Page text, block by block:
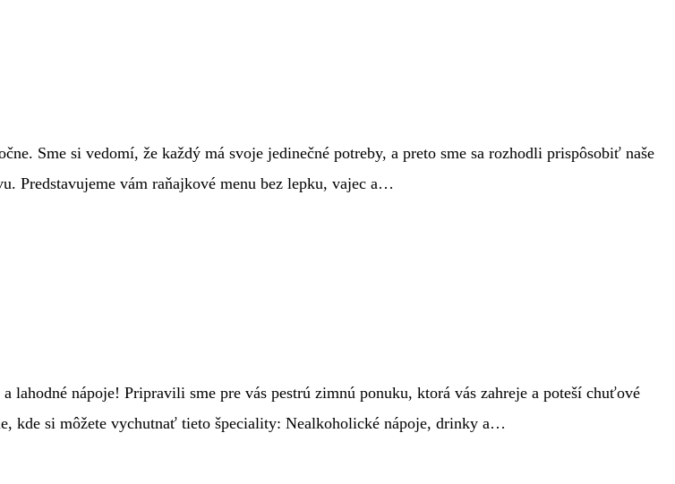
Sme si vedomí, že každý má svoje jedinečné potreby, a preto sme sa rozhodli prispôsobiť naše
Predstavujeme vám raňajkové menu bez lepku, vajec a…
nápoje! Pripravili sme pre vás pestrú zimnú ponuku, ktorá vás zahreje a poteší chuťové
kde si môžete vychutnať tieto špeciality: Nealkoholické nápoje, drinky a…